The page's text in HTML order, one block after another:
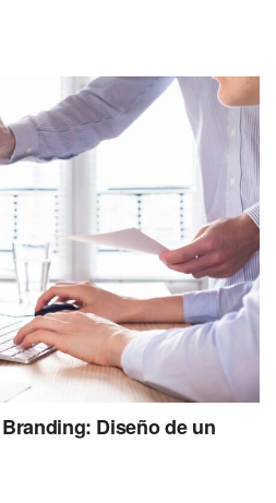
Diseño de un